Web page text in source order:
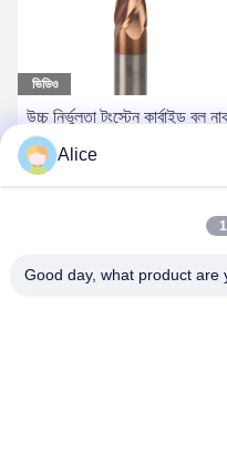
ভিডিও
উচ্চ নির্ভুলতা টংস্টেন কার্বাইড বল
শেষ মিল 4 ফ্লুট HRC55 ফ্রিজিং
সরঞ্জাম
Alice
Good day, what product are